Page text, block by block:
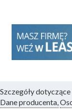
Szczegóły
Dane producenta,